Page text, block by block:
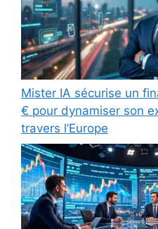
Mister IA sécurise un
€ pour dynamiser son
travers l’Europe